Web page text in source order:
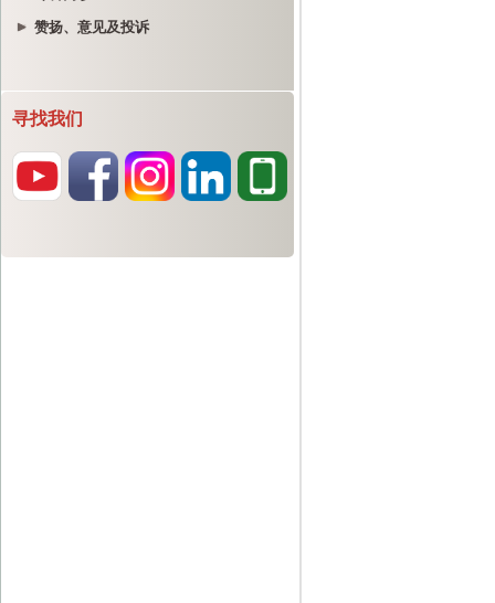
赞扬、意见及投诉
寻找我们